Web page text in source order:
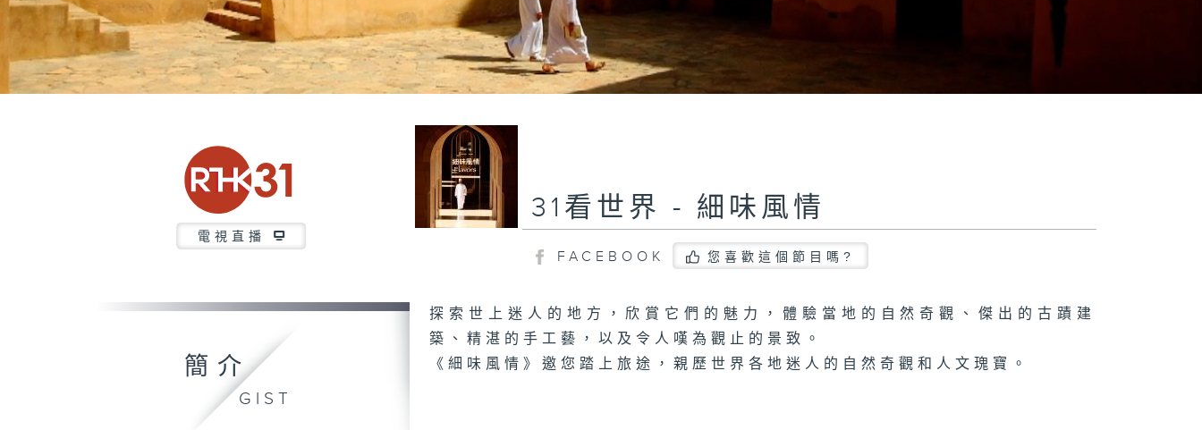
電視直播
31看世界 - 細味風情
FACEBOOK 您喜歡這個節目嗎?
簡介
GIST
探索世上迷人的地方，欣賞它們的魅力，體驗當地的自然奇觀、傑出的古蹟建
築、精湛的手工藝，以及令人嘆為觀止的景致。
《細味風情》邀您踏上旅途，親歷世界各地迷人的自然奇觀和人文瑰寶。